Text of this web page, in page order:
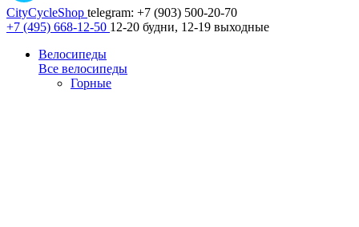
CityCycleShop telegram: +7 (903) 500-20-70
+7 (495) 668-12-50 12-20 будни, 12-19 выходные
Велосипеды
Все велосипеды
Горные